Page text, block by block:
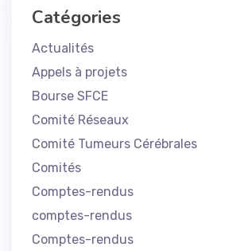
Catégories
Actualités
Appels à projets
Bourse SFCE
Comité Réseaux
Comité Tumeurs Cérébrales
Comités
Comptes-rendus
comptes-rendus
Comptes-rendus